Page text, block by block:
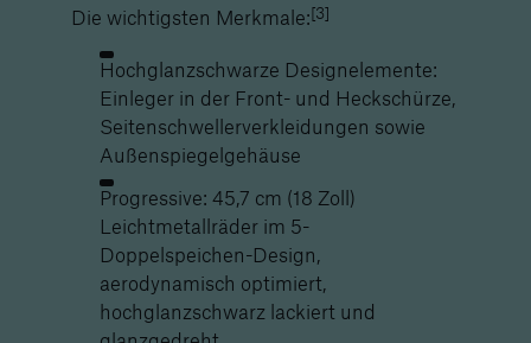
Die wichtigsten Merkmale:[3]
Hochglanzschwarze Designelemente:
Einleger in der Front- und Heckschürze,
Seitenschwellerverkleidungen sowie
Außenspiegelgehäuse
Progressive: 45,7 cm (18 Zoll)
Leichtmetallräder im 5-
Doppelspeichen-Design,
aerodynamisch optimiert,
hochglanzschwarz lackiert und